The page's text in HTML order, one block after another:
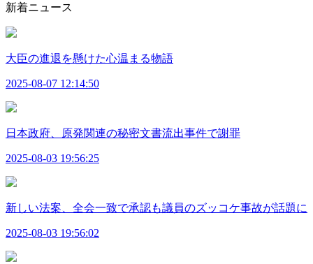
新着ニュース
大臣の進退を懸けた心温まる物語
2025-08-07 12:14:50
日本政府、原発関連の秘密文書流出事件で謝罪
2025-08-03 19:56:25
新しい法案、全会一致で承認も議員のズッコケ事故が話題に
2025-08-03 19:56:02